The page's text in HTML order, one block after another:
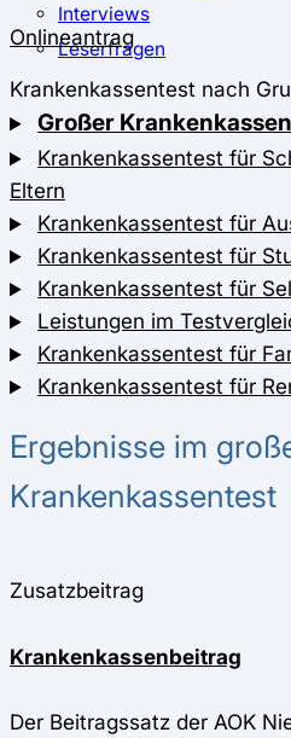
Interviews
Leserfragen
Onlineantrag
Krankenkassentest nach
Großer
Krankenkassentest für
Eltern
Krankenkassentest für
Krankenkassentest für
Krankenkassentest für
Leistungen im
Krankenkassentest für
Krankenkassentest für
Ergebnisse im
Krankenkassentest
Zusatzbeitrag
Krankenkassenbeitrag
Der Beitragssatz der AOK